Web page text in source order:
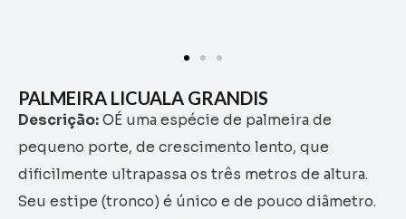
PALMEIRA LICUALA GRANDIS
Descrição: OÉ uma espécie de palmeira de
pequeno porte, de crescimento lento, que
dificilmente ultrapassa os três metros de altura.
Seu estipe (tronco) é único e de pouco diâmetro.